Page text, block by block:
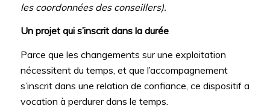
les coordonnées des conseillers).
Un projet qui s’inscrit dans la durée
Parce que les changements sur une exploitation
nécessitent du temps, et que l’accompagnement
s’inscrit dans une relation de confiance, ce dispositif a
vocation à perdurer dans le temps.